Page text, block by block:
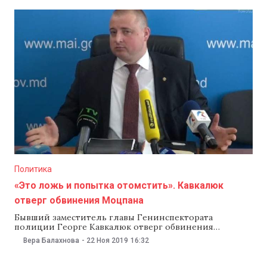
могут подключиться к камере смартфона, делать фото
и видео и прослушивать разговоры. Об этом сообщил
Forbes.ru. «Проблема затронула устройства Google
после обновления приложения Google Camera
Политика
«Это ложь и попытка отомстить». Кавкалюк
отверг обвинения Моцпана
Бывший заместитель главы Генинспектората
полиции Георге Кавкалюк отверг обвинения
председателя парламентской комиссии по
национальной безопасности Кирилла Моцпана в том,
Вера Балахнова - 22 Ноя 2019 16:32